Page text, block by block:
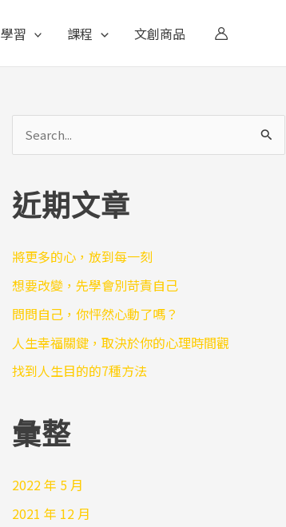
學習 課程 文創商品
鍵
:
近期文章
將更多的心，放到每一刻
想要改變，先學會別苛責自己
問問自己，你怦然心動了嗎？
人生幸福關鍵，取決於你的心理時間觀
找到人生目的的7種方法
彙整
2022 年 5 月
2021 年 12 月